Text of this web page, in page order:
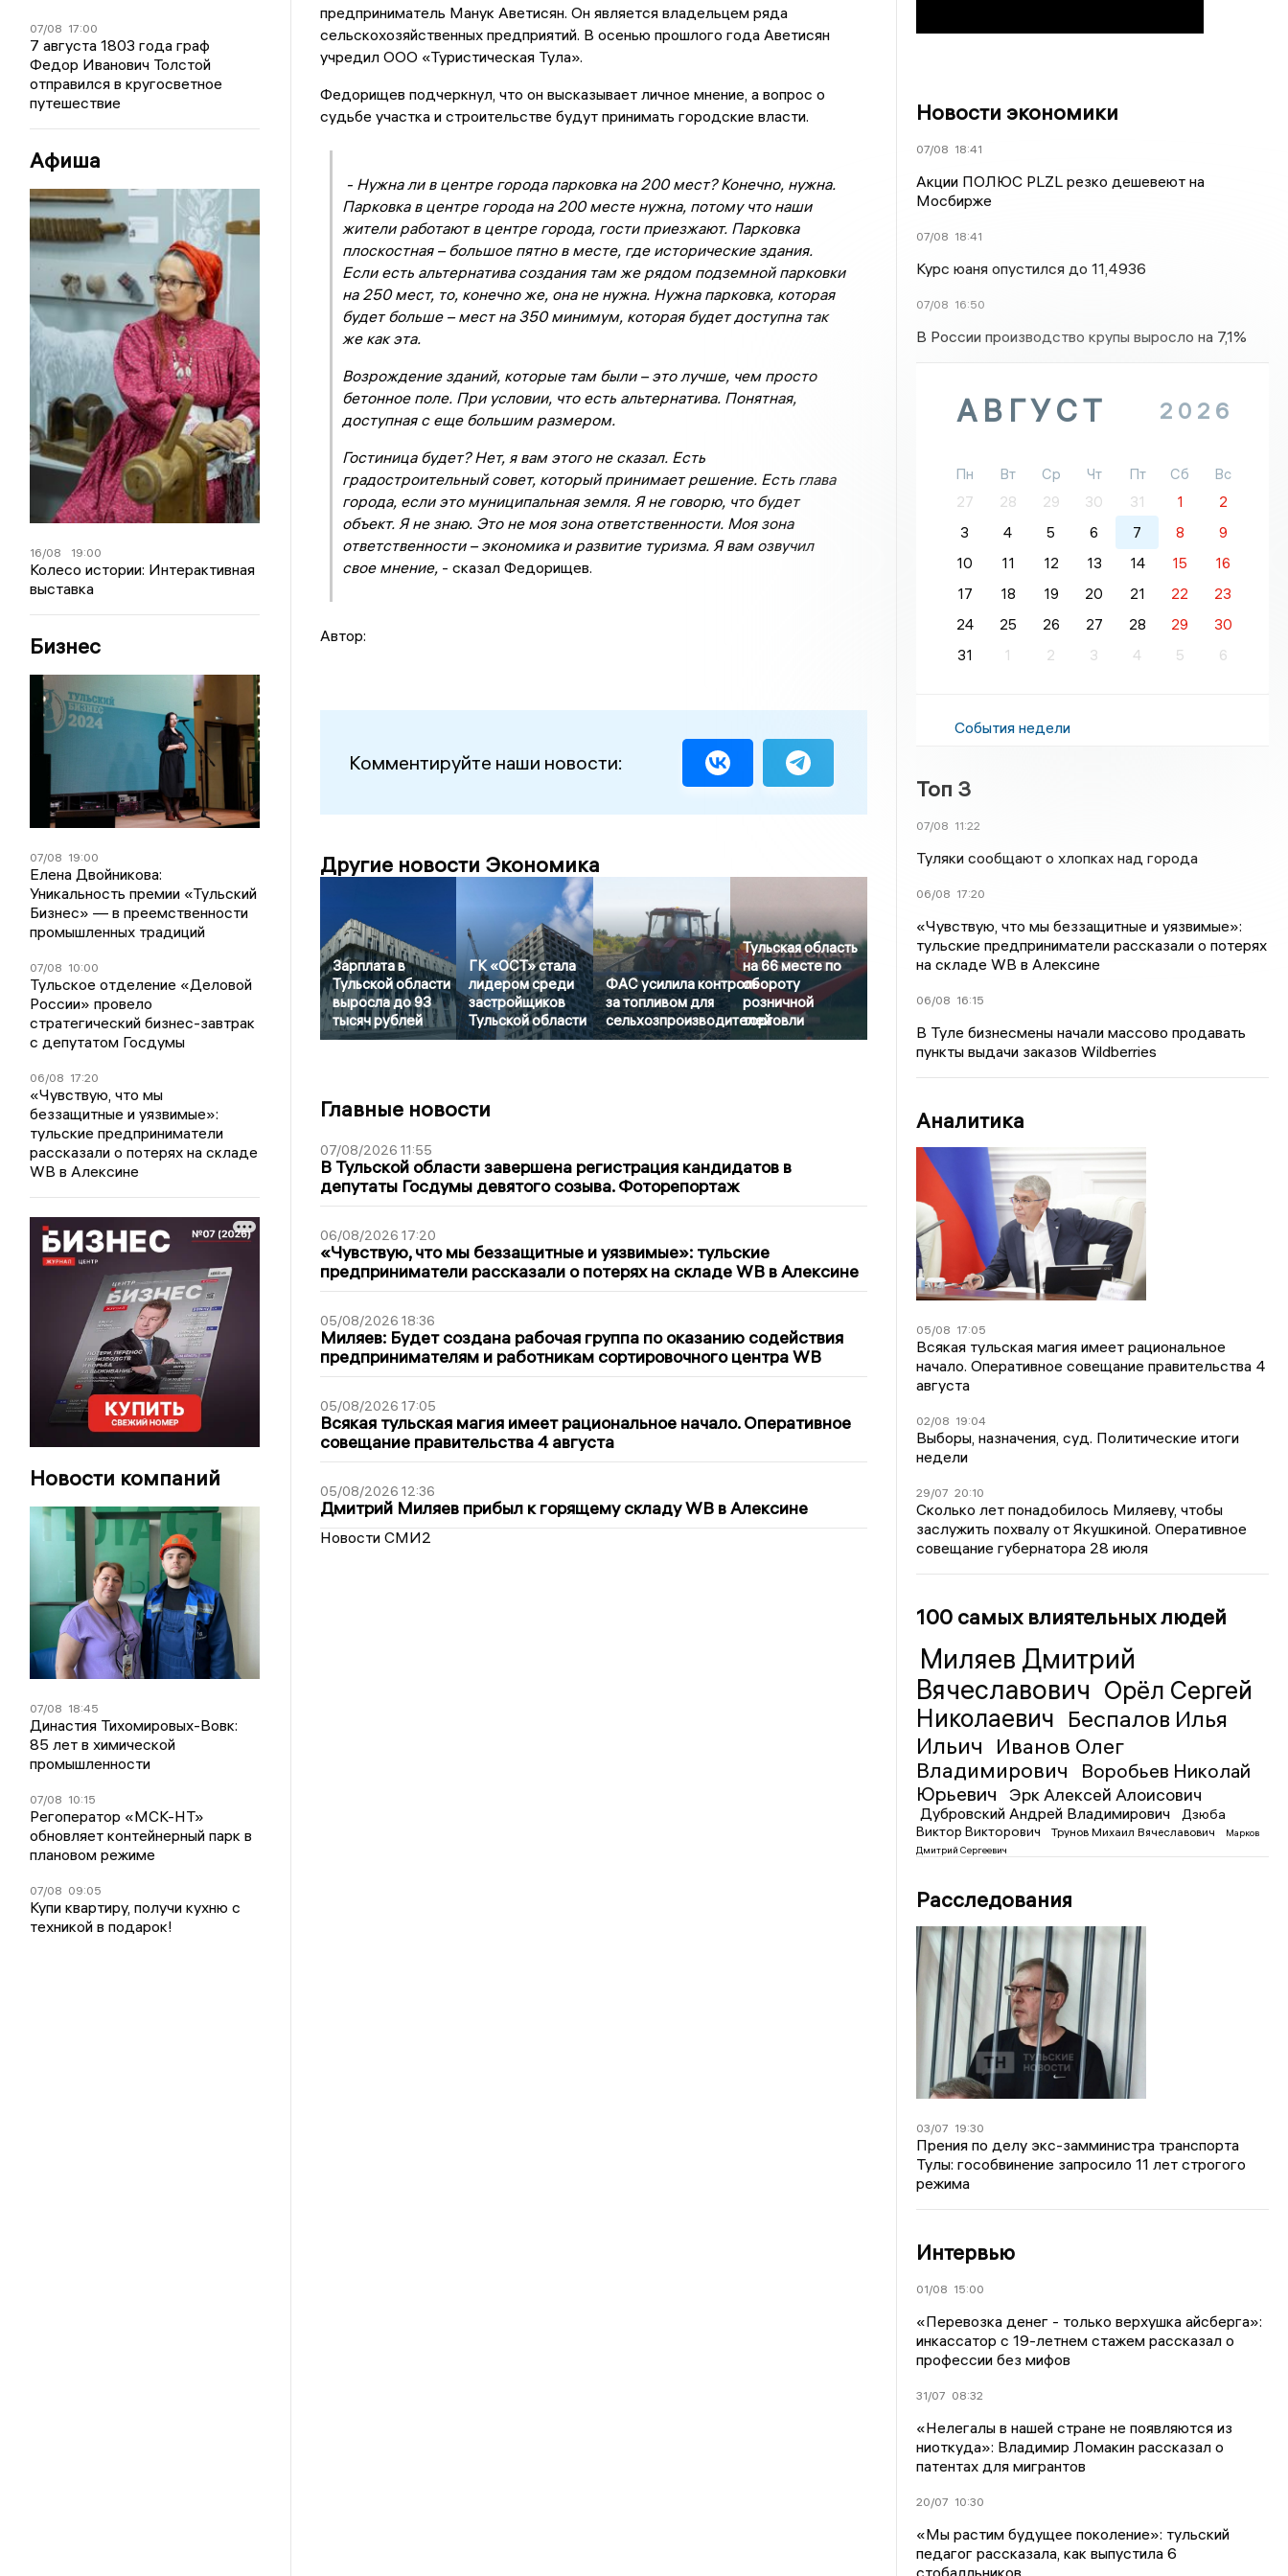
07/08 17:00
7 августа 1803 года граф
Федор Иванович Толстой
отправился в кругосветное
путешествие
Афиша
16/08 19:00
Колесо истории: Интерактивная
выставка
Бизнес
07/08 19:00
Елена Двойникова:
Уникальность премии «Тульский
Бизнес» — в преемственности
промышленных традиций
07/08 10:00
Тульское отделение «Деловой
России» провело
стратегический бизнес-завтрак
с депутатом Госдумы
06/08 17:20
«Чувствую, что мы
беззащитные и уязвимые»:
тульские предприниматели
рассказали о потерях на складе
WB в Алексине
Новости компаний
07/08 18:45
Династия Тихомировых-Вовк:
85 лет в химической
промышленности
07/08 10:15
Регоператор «МСК-НТ»
обновляет контейнерный парк в
плановом режиме
07/08 09:05
Купи квартиру, получи кухню с
техникой в подарок!
предприниматель Манук Аветисян. Он является владельцем ряда
сельскохозяйственных предприятий. В осенью прошлого года Аветисян
учредил ООО «Туристическая Тула».
Федорищев подчеркнул, что он высказывает личное мнение, а вопрос о
судьбе участка и строительстве будут принимать городские власти.
- Нужна ли в центре города парковка на 200 мест? Конечно, нужна.
Парковка в центре города на 200 месте нужна, потому что наши
жители работают в центре города, гости приезжают. Парковка
плоскостная – большое пятно в месте, где исторические здания.
Если есть альтернатива создания там же рядом подземной парковки
на 250 мест, то, конечно же, она не нужна. Нужна парковка, которая
будет больше – мест на 350 минимум, которая будет доступна так
же как эта.
Возрождение зданий, которые там были – это лучше, чем просто
бетонное поле. При условии, что есть альтернатива. Понятная,
доступная с еще большим размером.
Гостиница будет? Нет, я вам этого не сказал. Есть
градостроительный совет, который принимает решение. Есть глава
города, если это муниципальная земля. Я не говорю, что будет
объект. Я не знаю. Это не моя зона ответственности. Моя зона
ответственности – экономика и развитие туризма. Я вам озвучил
свое мнение,- сказал Федорищев.
Автор:
Комментируйте наши новости:
Другие новости Экономика
Зарплата в
Тульской области
выросла до 93
тысяч рублей
ГК «ОСТ» стала
лидером среди
застройщиков
Тульской области
ФАС усилила контроль
за топливом для
сельхозпроизводителей
Тульская область
на 66 месте по
обороту
розничной
торговли
Главные новости
07/08/2026 11:55
В Тульской области завершена регистрация кандидатов в
депутаты Госдумы девятого созыва. Фоторепортаж
06/08/2026 17:20
«Чувствую, что мы беззащитные и уязвимые»: тульские
предприниматели рассказали о потерях на складе WB в Алексине
05/08/2026 18:36
Миляев: Будет создана рабочая группа по оказанию содействия
предпринимателям и работникам сортировочного центра WB
05/08/2026 17:05
Всякая тульская магия имеет рациональное начало. Оперативное
совещание правительства 4 августа
05/08/2026 12:36
Дмитрий Миляев прибыл к горящему складу WB в Алексине
Новости СМИ2
Новости экономики
07/08 18:41
Акции ПОЛЮС PLZL резко дешевеют на
Мосбирже
07/08 18:41
Курс юаня опустился до 11,4936
07/08 16:50
В России производство крупы выросло на 7,1%
АВГУСТ 2026
Пн Вт Ср Чт Пт Сб
Вс
27
28 29 30 31 1
2
3
4 5 6 7 8
9
10
11 12 13 14 15
16
17
18 19 20 21 22
23
24
25 26 27 28 29
30
31
1 2 3 4 5 6
События недели
Топ 3
07/08 11:22
Туляки сообщают о хлопках над города
06/08 17:20
«Чувствую, что мы беззащитные и уязвимые»:
тульские предприниматели рассказали о потерях
на складе WB в Алексине
06/08 16:15
В Туле бизнесмены начали массово продавать
пункты выдачи заказов Wildberries
Аналитика
05/08 17:05
Всякая тульская магия имеет рациональное
начало. Оперативное совещание правительства 4
августа
02/08 19:04
Выборы, назначения, суд. Политические итоги
недели
29/07 20:10
Сколько лет понадобилось Миляеву, чтобы
заслужить похвалу от Якушкиной. Оперативное
совещание губернатора 28 июля
100 самых влиятельных людей
Миляев Дмитрий
Вячеславович Орёл Сергей
Николаевич Беспалов Илья
Ильич
Иванов Олег
Владимирович
Воробьев Николай
Юрьевич
Эрк Алексей Алоисович
Дубровский Андрей Владимирович
Дзюба
Виктор Викторович
Трунов Михаил Вячеславович
Марков
Дмитрий Сергеевич
Расследования
03/07 19:30
Прения по делу экс-замминистра транспорта
Тулы: гособвинение запросило 11 лет строгого
режима
Интервью
01/08 15:00
«Перевозка денег - только верхушка айсберга»:
инкассатор с 19-летнем стажем рассказал о
профессии без мифов
31/07 08:32
«Нелегалы в нашей стране не появляются из
ниоткуда»: Владимир Ломакин рассказал о
патентах для мигрантов
20/07 10:30
«Мы растим будущее поколение»: тульский
педагог рассказала, как выпустила 6
стобалльников